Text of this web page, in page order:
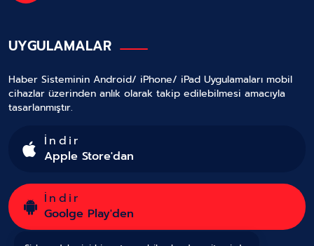
UYGULAMALAR
Haber Sisteminin Android/ iPhone/ iPad Uygulamaları mobil
cihazlar üzerinden anlık olarak takip edilebilmesi amacıyla
tasarlanmıştır.
İndir
Apple Store'dan
İndir
Goolge Play'den